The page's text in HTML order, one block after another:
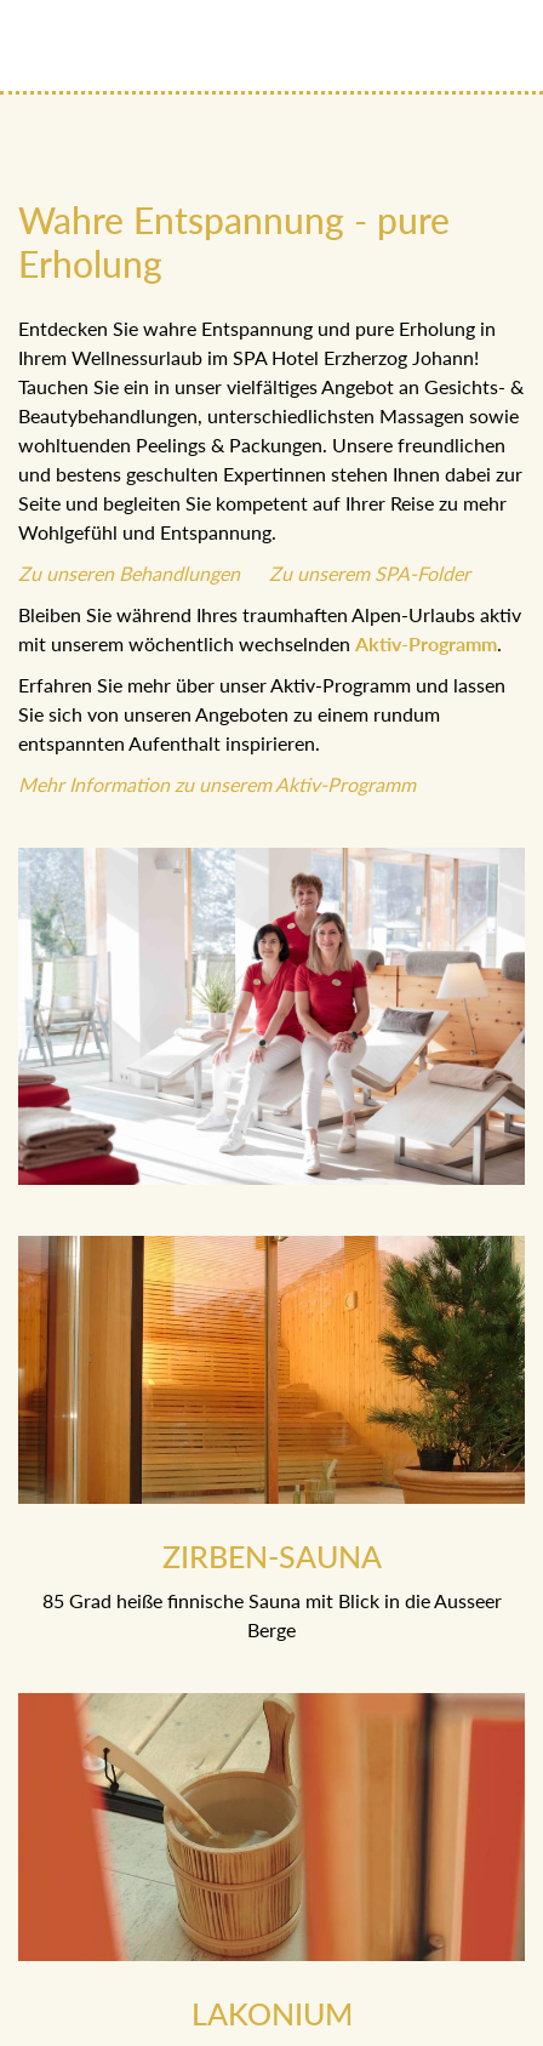
Wahre Entspannung - pure
Erholung
Entdecken Sie wahre Entspannung und pure Erholung in
Ihrem Wellnessurlaub im SPA Hotel Erzherzog Johann!
Tauchen Sie ein in unser vielfältiges Angebot an Gesichts- &
Beautybehandlungen, unterschiedlichsten Massagen sowie
wohltuenden Peelings & Packungen. Unsere freundlichen
und bestens geschulten Expertinnen stehen Ihnen dabei zur
Seite und begleiten Sie kompetent auf Ihrer Reise zu mehr
Wohlgefühl und Entspannung.
Zu unseren Behandlungen
Zu unserem SPA-Folder
Bleiben Sie während Ihres traumhaften Alpen-Urlaubs aktiv
mit unserem wöchentlich wechselnden Aktiv-Programm
Erfahren Sie mehr über unser Aktiv-Programm und lassen
Sie sich von unseren Angeboten zu einem rundum
entspannten Aufenthalt inspirieren.
Mehr Information zu unserem Aktiv-Programm
ZIRBEN-SAUNA
85 Grad heiße finnische Sauna mit Blick in die Ausseer
Berge
LAKONIUM